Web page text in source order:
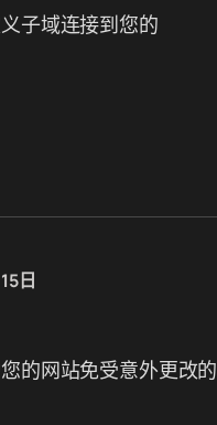
子域连接到您的
日
的网站免受意外更改的